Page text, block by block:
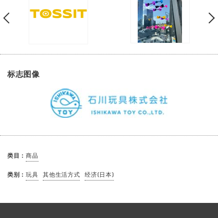
标志图像
类目：商品
类别：玩具 其他生活方式 经济(日本)